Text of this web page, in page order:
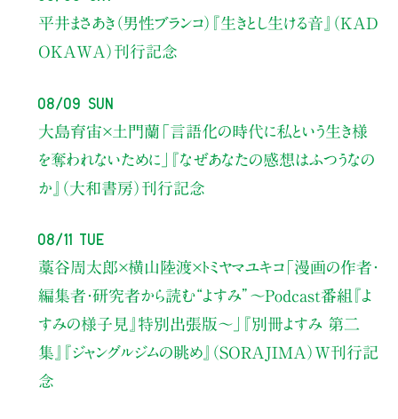
平井まさあき（男性ブランコ） 『生きとし生ける音』（KAD
OKAWA）刊行記念
08/09 Sun
大島育宙×土門蘭 「言語化の時代に私という生き様
を奪われないために」
『なぜあなたの感想はふつうなの
か』（大和書房）刊行記念
08/11 Tue
藁谷周太郎×横山陸渡×トミヤマユキコ「漫画の作者・
編集者・研究者から読む“よすみ” 〜Podcast番組『よ
すみの様子見』特別出張版〜」
『別冊よすみ 第二
集』『ジャングルジムの眺め』（SORAJIMA）W刊行記
念